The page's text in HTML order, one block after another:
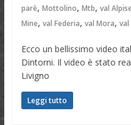
parè, Mottolino, Mtb, val
Mine, val Federia, val Mora, val
Ecco un bellissimo video
Dintorni. Il video è stato
Livigno
Leggi tutto